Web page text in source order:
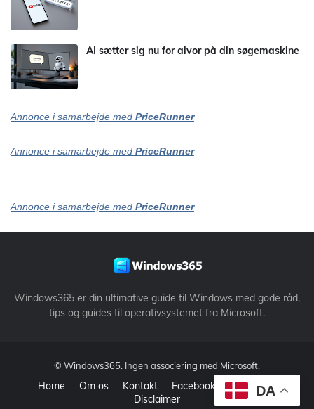
AI sætter sig nu for alvor på din søgemaskine
Annonce i samarbejde med PriceRunner
Annonce i samarbejde med PriceRunner
DA
Annonce i samarbejde med PriceRunner
Windows365 er din ultimative guide til Windows med gode råd,
tips og guides til operativsystemet fra Microsoft.
© Windows365. Ingen associering med Microsoft.
Home Om os Kontakt Facebook
Datapolitik
Disclaimer